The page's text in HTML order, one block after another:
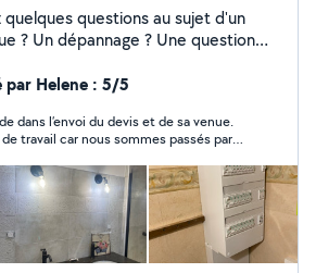
quelques questions au sujet d'un
? Un dépannage ? Une question
internet vous aurez tous les
voir quelques
chantiers sur tiktok et Instagram
dépannage Vmc,
SARL OHM SERVICE
par Helene : 5/5
dans l’envoi du devis et de sa venue.
de travail car nous sommes passés par